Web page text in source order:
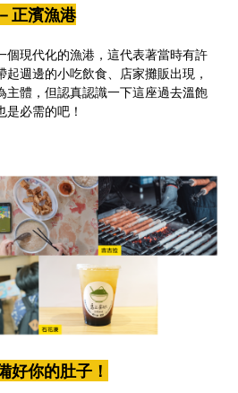
正濱漁港
個現代化的漁港，這代表著當時有許
週邊的小吃飲食、店家攤販出現，
主體，但認真認識一下這座過去溫飽
必需的吧！
好你的肚子！